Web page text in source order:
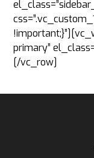
primary”
[/vc_row]